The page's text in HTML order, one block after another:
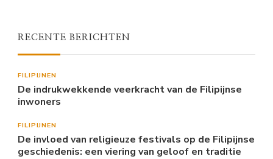
RECENTE BERICHTEN
FILIPIJNEN
De indrukwekkende veerkracht van de Filipijnse
inwoners
FILIPIJNEN
De invloed van religieuze festivals op de Filipijnse
geschiedenis: een viering van geloof en traditie